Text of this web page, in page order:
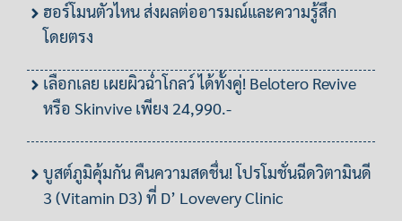
ฮอร์โมนตัวไหน ส่งผลต่ออารมณ์และความรู้สึก
โดยตรง
เลือกเลย เผยผิวฉ่ำโกลว์ ได้ทั้งคู่! Belotero Revive
หรือ Skinvive เพียง 24,990.-
บูสต์ภูมิคุ้มกัน คืนความสดชื่น! โปรโมชั่นฉีดวิตามินดี
3 (Vitamin D3) ที่ D’ Lovevery Clinic